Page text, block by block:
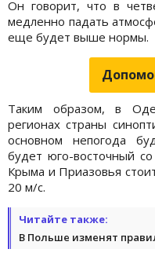
Он говорит, что в
медленно падать
еще будет выше нормы.
Таким образом, в
регионах страны
основном непогода
будет юго-восточный
Крыма и Приазовья
20 м/с.
Читайте также:
В Польше изменят